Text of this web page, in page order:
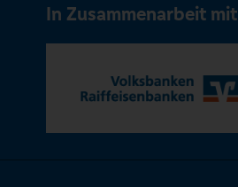
In Zusammenarbeit mit